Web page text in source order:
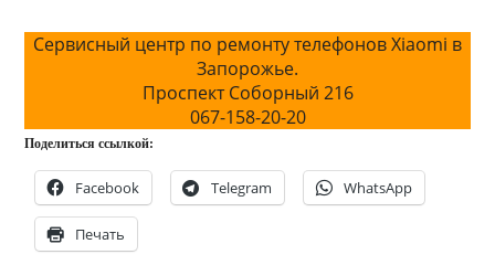
Сервисный центр по ремонту телефонов Xiaomi в
Запорожье.
Проспект Соборный 216
067-158-20-20
Поделиться ссылкой:
Facebook Telegram WhatsApp
Печать